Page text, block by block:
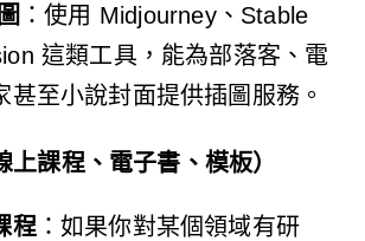
：使用 Midjourney、Stable
這類工具，能為部落客、電
甚至小說封面提供插圖服務。
上課程、電子書、模板）
程：如果你對某個領域有研